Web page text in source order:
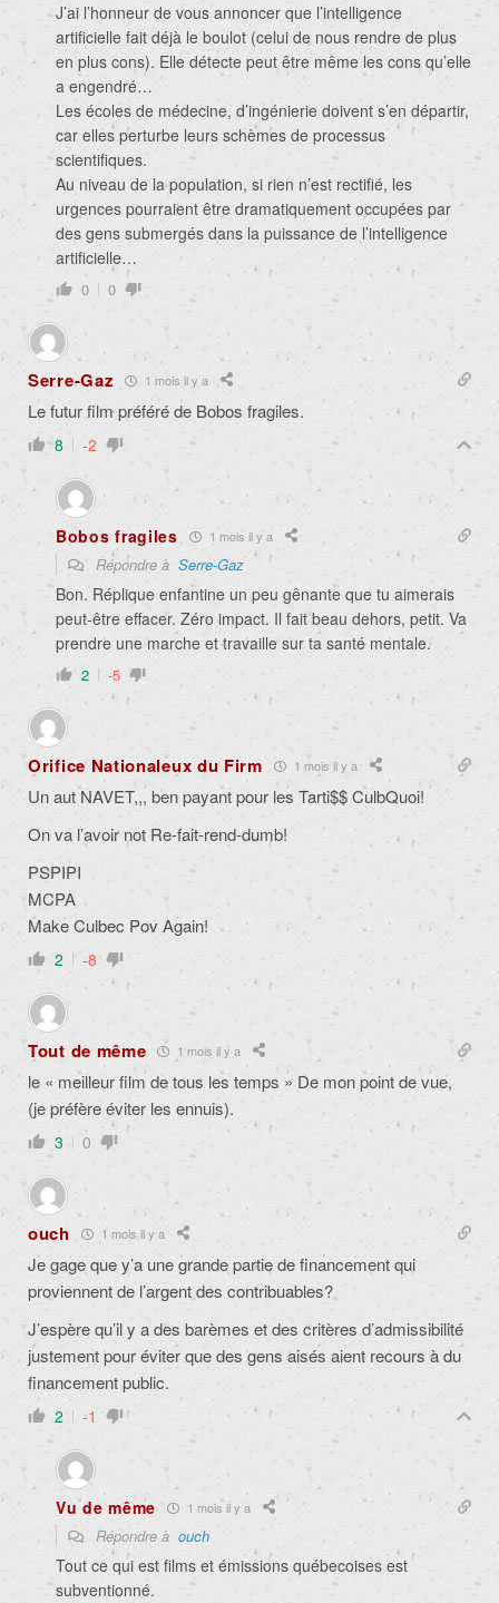
J’ai l’honneur de vous annoncer que l’intelligence
artificielle fait déjà le boulot (celui de nous rendre de plus
en plus cons). Elle détecte peut être même les cons qu’elle
a engendré…
Les écoles de médecine, d’ingénierie doivent s’en départir,
car elles perturbe leurs schèmes de processus
scientifiques.
Au niveau de la population, si rien n’est rectifié, les
urgences pourraient être dramatiquement occupées par
des gens submergés dans la puissance de l’intelligence
artificielle…
0 0
Serre-Gaz 1 mois il y a
Le futur film préféré de Bobos fragiles.
8 -2
Bobos fragiles 1 mois il y a
Répondre à Serre-Gaz
Bon. Réplique enfantine un peu gênante que tu aimerais
peut-être effacer. Zéro impact. Il fait beau dehors, petit. Va
prendre une marche et travaille sur ta santé mentale.
2 -5
Orifice Nationaleux du Firm 1 mois il y a
Un aut NAVET,,, ben payant pour les Tarti$$ CulbQuoi!
On va l’avoir not Re-fait-rend-dumb!
PSPIPI
MCPA
Make Culbec Pov Again!
2 -8
Tout de même 1 mois il y a
le « meilleur film de tous les temps » De mon point de vue,
(je préfère éviter les ennuis).
3 0
ouch 1 mois il y a
Je gage que y’a une grande partie de financement qui
proviennent de l’argent des contribuables?
J’espère qu’il y a des barèmes et des critères d’admissibilité
justement pour éviter que des gens aisés aient recours à du
financement public.
2 -1
Vu de même 1 mois il y a
Répondre à ouch
Tout ce qui est films et émissions québecoises est
subventionné.